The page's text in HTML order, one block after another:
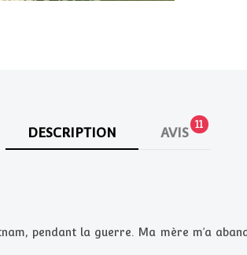
DESCRIPTION AVIS
11
pendant la guerre. Ma mère m’a